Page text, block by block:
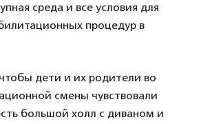
среда и все условия для
процедур в
дети и их родители во
смены чувствовали
большой холл с диваном и